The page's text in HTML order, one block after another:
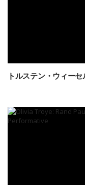
トルステン・ウィーセ